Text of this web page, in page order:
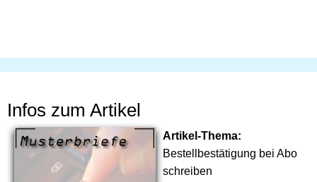
Infos zum Artikel
Artikel-Thema:
Bestellbestätigung bei Abo
schreiben